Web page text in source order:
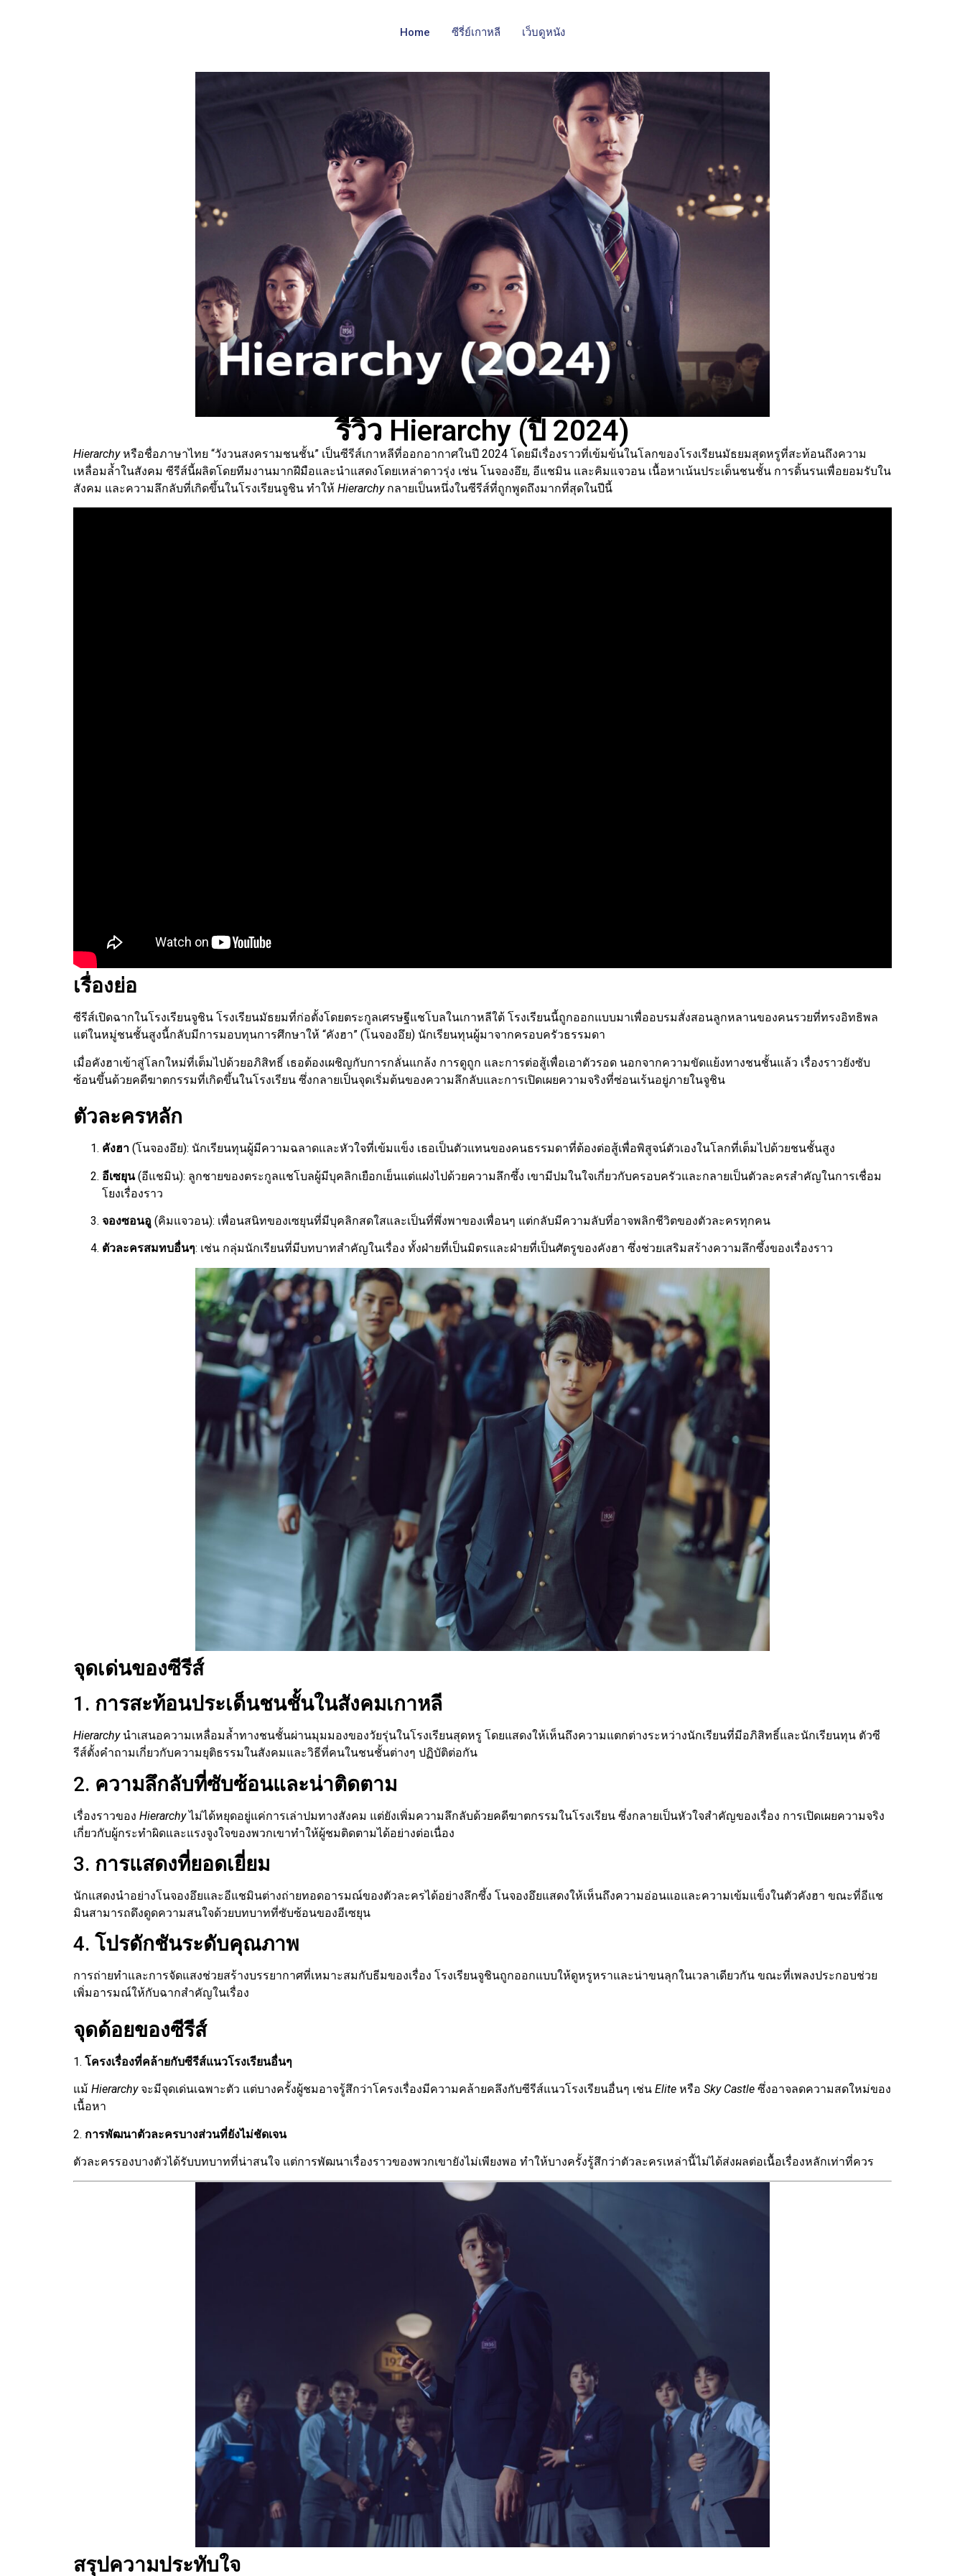
Home ซีรี่ย์เกาหลี เว็บดูหนัง
รีวิว Hierarchy (ปี 2024)
Hierarchyหรือชื่อภาษาไทย “วังวนสงครามชนชั้น” เป็นซีรีส์เกาหลีที่ออกอากาศในปี 2024 โดยมีเรื่องราวที่เข้มข้นในโลกของโรงเรียนมัธยมสุดหรูที่สะท้อนถึงความ
เหลื่อมล้ำในสังคม ซีรีส์นี้ผลิตโดยทีมงานมากฝีมือและนำแสดงโดยเหล่าดาวรุ่ง เช่น โนจองอึย, อีแชมิน และคิมแจวอน เนื้อหาเน้นประเด็นชนชั้น การดิ้นรนเพื่อยอมรับใน
สังคม และความลึกลับที่เกิดขึ้นในโรงเรียนจูชิน ทำให้ Hierarchyกลายเป็นหนึ่งในซีรีส์ที่ถูกพูดถึงมากที่สุดในปีนี้
เรื่องย่อ
ซีรีส์เปิดฉากในโรงเรียนจูชิน โรงเรียนมัธยมที่ก่อตั้งโดยตระกูลเศรษฐีแชโบลในเกาหลีใต้ โรงเรียนนี้ถูกออกแบบมาเพื่ออบรมสั่งสอนลูกหลานของคนรวยที่ทรงอิทธิพล
แต่ในหมู่ชนชั้นสูงนี้กลับมีการมอบทุนการศึกษาให้ “คังฮา” (โนจองอึย) นักเรียนทุนผู้มาจากครอบครัวธรรมดา
เมื่อคังฮาเข้าสู่โลกใหม่ที่เต็มไปด้วยอภิสิทธิ์ เธอต้องเผชิญกับการกลั่นแกล้ง การดูถูก และการต่อสู้เพื่อเอาตัวรอด นอกจากความขัดแย้งทางชนชั้นแล้ว เรื่องราวยังซับ
ซ้อนขึ้นด้วยคดีฆาตกรรมที่เกิดขึ้นในโรงเรียน ซึ่งกลายเป็นจุดเริ่มต้นของความลึกลับและการเปิดเผยความจริงที่ซ่อนเร้นอยู่ภายในจูชิน
ตัวละครหลัก
คังฮา (โนจองอึย): นักเรียนทุนผู้มีความฉลาดและหัวใจที่เข้มแข็ง เธอเป็นตัวแทนของคนธรรมดาที่ต้องต่อสู้เพื่อพิสูจน์ตัวเองในโลกที่เต็มไปด้วยชนชั้นสูง
อีเซยุน(อีแชมิน): ลูกชายของตระกูลแชโบลผู้มีบุคลิกเยือกเย็นแต่แฝงไปด้วยความลึกซึ้ง เขามีปมในใจเกี่ยวกับครอบครัวและกลายเป็นตัวละครสำคัญในการเชื่อม
โยงเรื่องราว
จองซอนอู (คิมแจวอน): เพื่อนสนิทของเซยุนที่มีบุคลิกสดใสและเป็นที่พึ่งพาของเพื่อนๆ แต่กลับมีความลับที่อาจพลิกชีวิตของตัวละครทุกคน
ตัวละครสมทบอื่นๆ: เช่น กลุ่มนักเรียนที่มีบทบาทสำคัญในเรื่อง ทั้งฝ่ายที่เป็นมิตรและฝ่ายที่เป็นศัตรูของคังฮา ซึ่งช่วยเสริมสร้างความลึกซึ้งของเรื่องราว
จุดเด่นของซีรีส์
1. การสะท้อนประเด็นชนชั้นในสังคมเกาหลี
Hierarchyนำเสนอความเหลื่อมล้ำทางชนชั้นผ่านมุมมองของวัยรุ่นในโรงเรียนสุดหรู โดยแสดงให้เห็นถึงความแตกต่างระหว่างนักเรียนที่มีอภิสิทธิ์และนักเรียนทุน ตัวซี
รีส์ตั้งคำถามเกี่ยวกับความยุติธรรมในสังคมและวิธีที่คนในชนชั้นต่างๆ ปฏิบัติต่อกัน
2. ความลึกลับที่ซับซ้อนและน่าติดตาม
เรื่องราวของ Hierarchyไม่ได้หยุดอยู่แค่การเล่าปมทางสังคม แต่ยังเพิ่มความลึกลับด้วยคดีฆาตกรรมในโรงเรียน ซึ่งกลายเป็นหัวใจสำคัญของเรื่อง การเปิดเผยความจริง
เกี่ยวกับผู้กระทำผิดและแรงจูงใจของพวกเขาทำให้ผู้ชมติดตามได้อย่างต่อเนื่อง
3. การแสดงที่ยอดเยี่ยม
นักแสดงนำอย่างโนจองอึยและอีแชมินต่างถ่ายทอดอารมณ์ของตัวละครได้อย่างลึกซึ้ง โนจองอึยแสดงให้เห็นถึงความอ่อนแอและความเข้มแข็งในตัวคังฮา ขณะที่อีแช
มินสามารถดึงดูดความสนใจด้วยบทบาทที่ซับซ้อนของอีเซยุน
4. โปรดักชันระดับคุณภาพ
การถ่ายทำและการจัดแสงช่วยสร้างบรรยากาศที่เหมาะสมกับธีมของเรื่อง โรงเรียนจูชินถูกออกแบบให้ดูหรูหราและน่าขนลุกในเวลาเดียวกัน ขณะที่เพลงประกอบช่วย
เพิ่มอารมณ์ให้กับฉากสำคัญในเรื่อง
จุดด้อยของซีรีส์
1. โครงเรื่องที่คล้ายกับซีรีส์แนวโรงเรียนอื่นๆ
แม้ Hierarchyจะมีจุดเด่นเฉพาะตัว แต่บางครั้งผู้ชมอาจรู้สึกว่าโครงเรื่องมีความคล้ายคลึงกับซีรีส์แนวโรงเรียนอื่นๆ เช่น Elite หรือ Sky Castle ซึ่งอาจลดความสดใหม่ของ
เนื้อหา
2. การพัฒนาตัวละครบางส่วนที่ยังไม่ชัดเจน
ตัวละครรองบางตัวได้รับบทบาทที่น่าสนใจ แต่การพัฒนาเรื่องราวของพวกเขายังไม่เพียงพอ ทำให้บางครั้งรู้สึกว่าตัวละครเหล่านี้ไม่ได้ส่งผลต่อเนื้อเรื่องหลักเท่าที่ควร
สรุปความประทับใจ